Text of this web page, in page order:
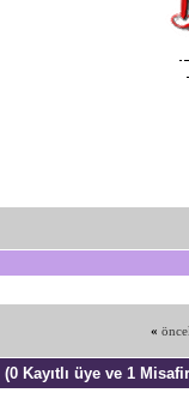
«
(0 Kayıtlı üye ve 1